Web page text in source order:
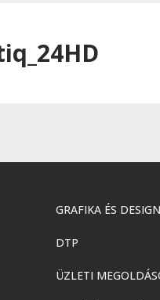
GRAFIKA ÉS DESIGN
DTP
ÜZLETI